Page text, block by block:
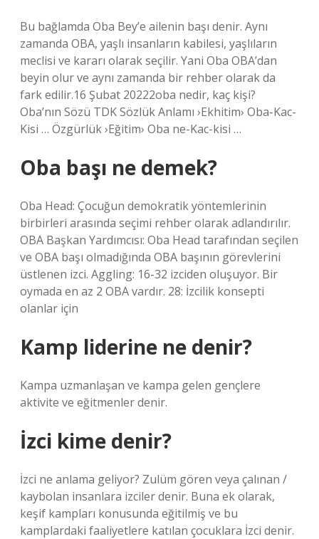
Bu bağlamda Oba Bey’e ailenin başı denir. Aynı
zamanda OBA, yaşlı insanların kabilesi, yaşlıların
meclisi ve kararı olarak seçilir. Yani Oba OBA’dan
beyin olur ve aynı zamanda bir rehber olarak da
fark edilir.16 Şubat 20222oba nedir, kaç kişi?
Oba’nın Sözü TDK Sözlük Anlamı ›Ekhitim› Oba-Kac-
Kisi … Özgürlük ›Eğitim› Oba ne-Kac-kisi …
Oba başı ne demek?
Oba Head: Çocuğun demokratik yöntemlerinin
birbirleri arasında seçimi rehber olarak adlandırılır.
OBA Başkan Yardımcısı: Oba Head tarafından seçilen
ve OBA başı olmadığında OBA başının görevlerini
üstlenen izci. Aggling: 16-32 izciden oluşuyor. Bir
oymada en az 2 OBA vardır. 28: İzcilik konsepti
olanlar için
Kamp liderine ne denir?
Kampa uzmanlaşan ve kampa gelen gençlere
aktivite ve eğitmenler denir.
İzci kime denir?
İzci ne anlama geliyor? Zulüm gören veya çalınan /
kaybolan insanlara izciler denir. Buna ek olarak,
keşif kampları konusunda eğitilmiş ve bu
kamplardaki faaliyetlere katılan çocuklara İzci denir.